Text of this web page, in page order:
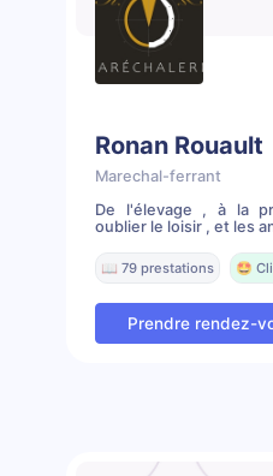
Ronan Rouault
Marechal-ferrant
De l'élevage , à la
oublier le loisir , et les
📖 79 prestations 🤩
Prendre rendez-